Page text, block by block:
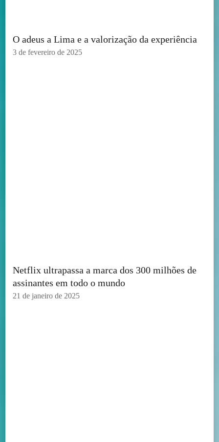
O adeus a Lima e a valorização da experiência
3 de fevereiro de 2025
Netflix ultrapassa a marca dos 300 milhões de
assinantes em todo o mundo
21 de janeiro de 2025